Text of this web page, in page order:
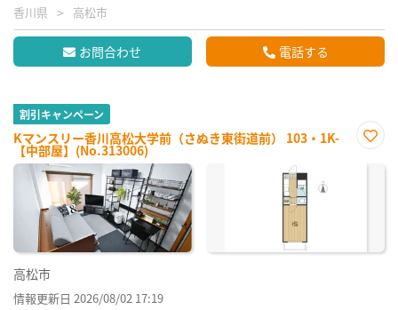
香川県 高松市
お問合わせ 電話する
割引キャンペーン
Kマンスリー香川高松大学前（さぬき東街道前） 103・1K-
【中部屋】(No.313006)
に入
高松市
情報更新日 2026/08/02 17:19